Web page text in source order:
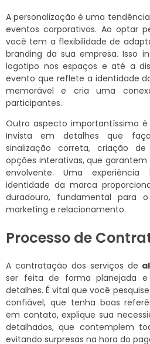
A personalização é uma
eventos corporativos. Ao optar
você tem a flexibilidade de
branding da sua empresa. Isso
logotipo nos espaços e até a
evento que reflete a identidade
memorável e cria uma
participantes.
Outro aspecto importantíssimo é
Invista em detalhes que
sinalização correta, criação
opções interativas, que
envolvente. Uma
identidade da marca
duradouro, fundamental para
marketing e relacionamento.
Processo de
A contratação dos serviços de
ser feita de forma planejada
detalhes. É vital que você
confiável, que tenha boas
em contato, explique sua
detalhados, que contemplem
evitando surpresas na hora do